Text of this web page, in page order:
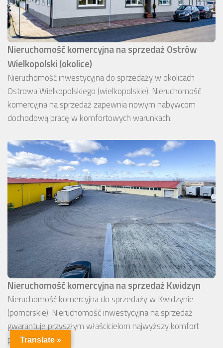
Nieruchomość komercyjna na sprzedaż Ostrów
Wielkopolski (okolice)
Nieruchomość inwestycyjna do sprzedaży w okolicach
Ostrowa Wielkopolskiego (wielkopolskie). Nieruchomość
komercyjna na sprzedaż zapewnia nowym nabywcom
dochodową pracę w komfortowych warunkach.
Nieruchomość komercyjna na sprzedaż Kwidzyn
Nieruchomość komercyjna do sprzedaży w Kwidzynie
(pomorskie). Nieruchomość inwestycyjna na sprzedaż
gwarantuje przyszłym właścicielom najwyższy komfort
pracy.Translate »